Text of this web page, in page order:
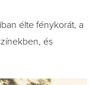
élte fénykorát, a
és